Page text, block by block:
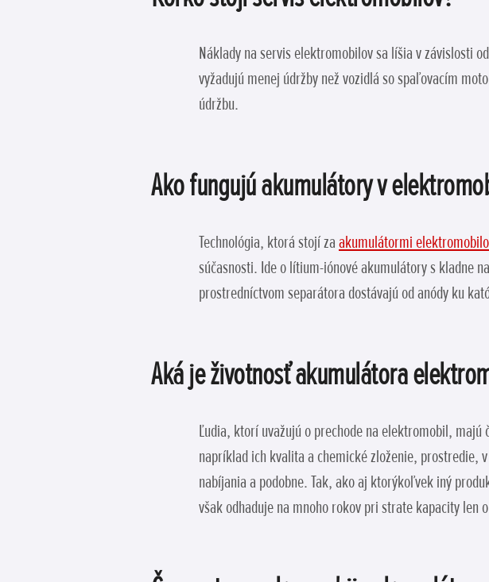
Náklady na servis elektromobilov sa líšia v závislosti
vyžadujú menej údržby než vozidlá so spaľovacím
údržbu.
Ako fungujú akumulátory v
Technológia, ktorá stojí zaakumulátormi
súčasnosti. Ide o lítium-iónové akumulátory s kladne
prostredníctvom separátora dostávajú od anódy ku
Aká je životnosť akumulátora
Ľudia, ktorí uvažujú o prechode na elektromobil,
napríklad ich kvalita a chemické zloženie, prostredie,
nabíjania a podobne. Tak, ako aj ktorýkoľvek iný
však odhaduje na mnoho rokov pri strate kapacity len